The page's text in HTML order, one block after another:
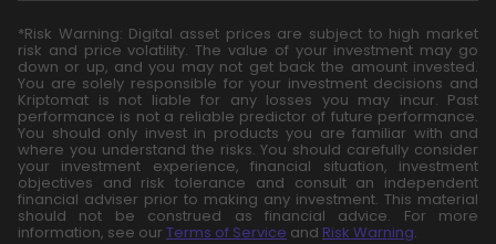
*Risk Warning: Digital asset prices are subject to high market
risk and price volatility. The value of your investment may go
down or up, and you may not get back the amount invested.
You are solely responsible for your investment decisions and
Kriptomat is not liable for any losses you may incur. Past
performance is not a reliable predictor of future performance.
You should only invest in products you are familiar with and
where you understand the risks. You should carefully consider
your investment experience, financial situation, investment
objectives and risk tolerance and consult an independent
financial adviser prior to making any investment. This material
should not be construed as financial advice. For more
information, see our Terms of Service and Risk Warning.